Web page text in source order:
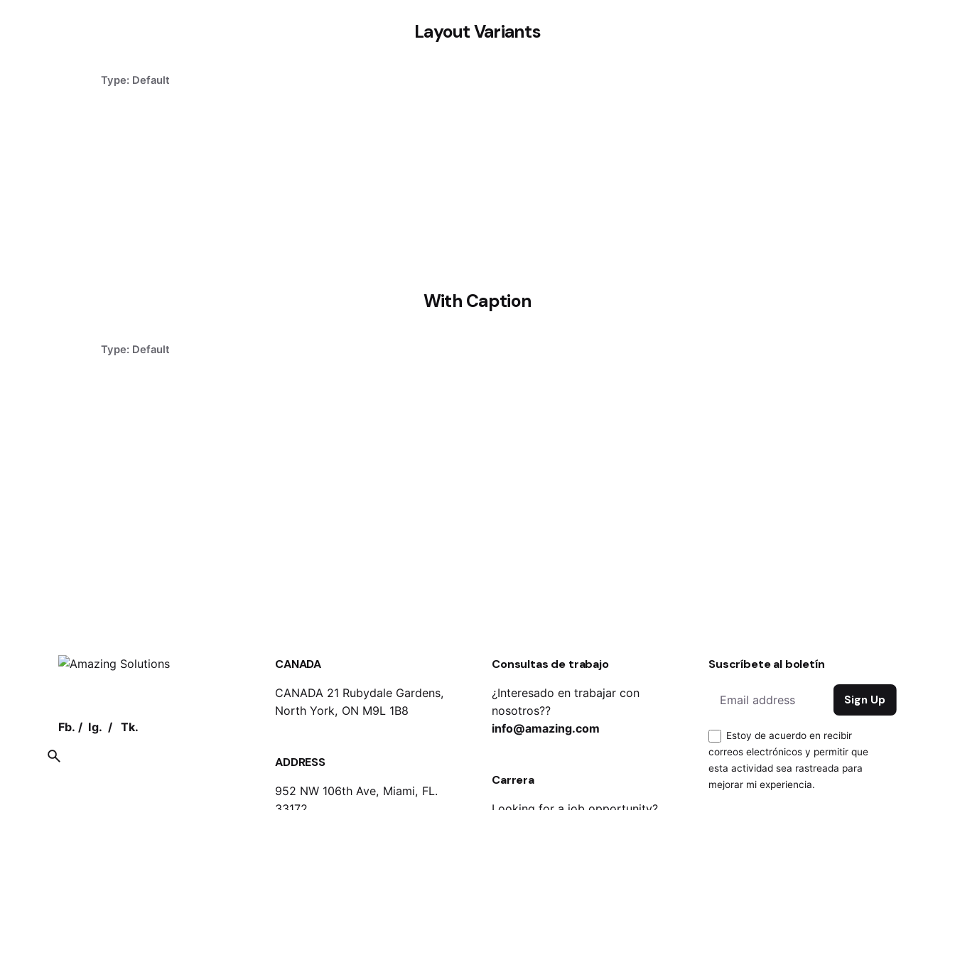
Layout Variants
Type: Default
With Caption
Type: Default
Fb. / Ig. / Tk.
CANADA
CANADA 21 Rubydale Gardens,
North York, ON M9L 1B8
ADDRESS
952 NW 106th Ave, Miami, FL.
33172
Consultas de trabajo
¿Interesado en trabajar con
nosotros??
info@amazing.com
Carrera
Looking for a job opportunity?
Suscríbete al boletín
Estoy de acuerdo en recibir
correos electrónicos y permitir que
esta actividad sea rastreada para
mejorar mi experiencia.